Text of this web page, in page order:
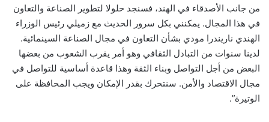
من جانب الأصدقاء في الهند، فسنجد حلولا لتطوير الصناعة والتعاون
في هذا المجال. يمكنني بكل سرور الحديث مع زميلي رئيس الوزراء
الهندي ناريندرا مودي بشأن التعاون في مجال الصناعة السينمائية.
لدينا سنوات من التبادل الثقافي وهو أمر يقرب الشعوب من بعضها
البعض من أجل التواصل وبناء الثقة وهذا قاعدة أساسية للتواصل في
مجال الاقتصاد والأمن. سنتحرك بقدر الإمكان ويجب المحافظة على
الوتيرة”.